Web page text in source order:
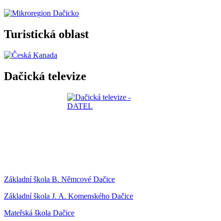
Turistická oblast
Dačická televize
Základní škola B. Němcové Dačice
Základní škola J. A. Komenského Dačice
Mateřská škola Dačice